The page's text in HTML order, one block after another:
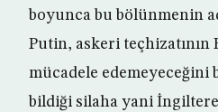
boyunca bu bölünmenin
Putin, askeri teçhizatının
mücadele
bildiği silaha yani